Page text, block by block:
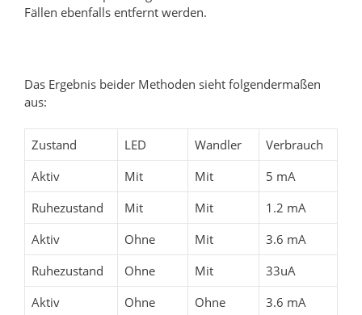
Fällen ebenfalls entfernt werden.
Das Ergebnis beider Methoden sieht folgendermaßen
aus:
Zustand LED Wandler
Verbrauch
Aktiv
Mit Mit
5 mA
Ruhezustand
Mit Mit
1.2 mA
Aktiv
Ohne Mit
3.6 mA
Ruhezustand
Ohne Mit
33uA
Aktiv
Ohne Ohne
3.6 mA